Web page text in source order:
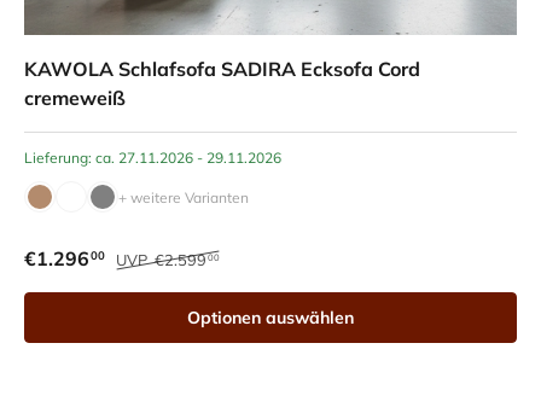
KAWOLA Schlafsofa SADIRA Ecksofa Cord
cremeweiß
Lieferung: ca. 27.11.2026 - 29.11.2026
+ weitere Varianten
€1.29600 UVP€2.59900
Optionen auswählen